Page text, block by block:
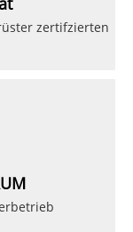
zertifzierten